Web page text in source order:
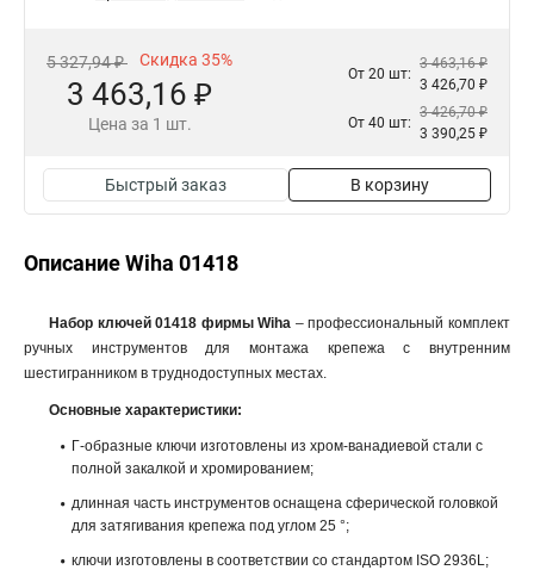
5 327,94 ₽ Скидка 35%
3 463,16 ₽
Цена за 1 шт.
От 20 шт:
3 463,16 ₽
3 426,70 ₽
От 40 шт:
3 426,70 ₽
3 390,25 ₽
Быстрый заказ В корзину
Описание Wiha 01418
Набор ключей 01418 фирмы Wiha – профессиональный комплект
ручных инструментов для монтажа крепежа с внутренним
шестигранником в труднодоступных местах.
Основные характеристики:
Г-образные ключи изготовлены из хром-ванадиевой стали с
полной закалкой и хромированием;
длинная часть инструментов оснащена сферической головкой
для затягивания крепежа под углом 25 °;
ключи изготовлены в соответствии со стандартом ISO 2936L;